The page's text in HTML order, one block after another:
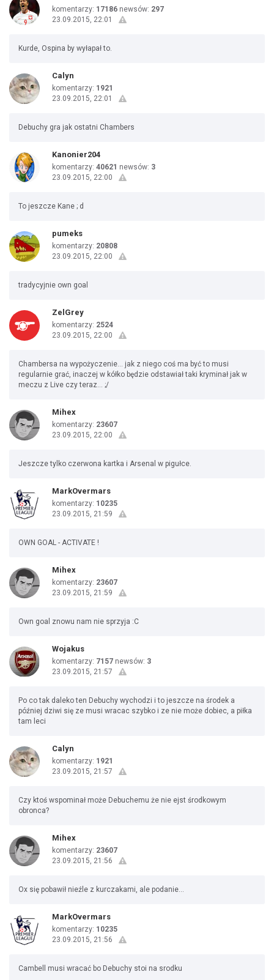
komentarzy: 17186 newsów: 297
23.09.2015, 22:01
Kurde, Ospina by wyłapał to.
Calyn
komentarzy: 1921
23.09.2015, 22:01
Debuchy gra jak ostatni Chambers
Kanonier204
komentarzy: 40621 newsów: 3
23.09.2015, 22:00
To jeszcze Kane ; d
pumeks
komentarzy: 20808
23.09.2015, 22:00
tradycyjnie own goal
ZelGrey
komentarzy: 2524
23.09.2015, 22:00
Chambersa na wypożyczenie... jak z niego coś ma być to musi
regularnie grać, inaczej w kółko będzie odstawiał taki kryminał jak w
meczu z Live czy teraz... ;/
Mihex
komentarzy: 23607
23.09.2015, 22:00
Jeszcze tylko czerwona kartka i Arsenal w pigułce.
MarkOvermars
komentarzy: 10235
23.09.2015, 21:59
OWN GOAL - ACTIVATE !
Mihex
komentarzy: 23607
23.09.2015, 21:59
Own goal znowu nam nie sprzyja :C
Wojakus
komentarzy: 7157 newsów: 3
23.09.2015, 21:57
Po co tak daleko ten Debuchy wychodzi i to jeszcze na środek a
później dziwi się ze musi wracac szybko i ze nie może dobiec, a piłka
tam leci
Calyn
komentarzy: 1921
23.09.2015, 21:57
Czy ktoś wspominał może Debuchemu że nie ejst środkowym
obronca?
Mihex
komentarzy: 23607
23.09.2015, 21:56
Ox się pobawił nieźle z kurczakami, ale podanie...
MarkOvermars
komentarzy: 10235
23.09.2015, 21:56
Cambell musi wracać bo Debuchy stoi na srodku